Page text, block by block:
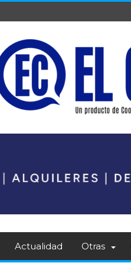
Actualidad Otras